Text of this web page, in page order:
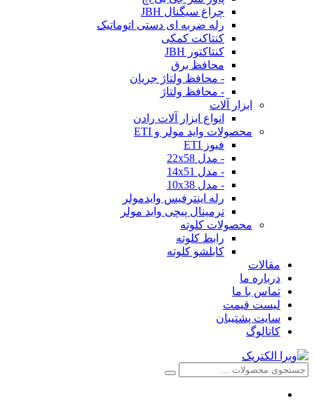
چراغ سیگنال JBH
رله ضربه ای دستی اتوماتیک
کنتاکت کمکی
کنتاکتور JBH
محافظ برق
- محافظ ولتاژ جریان
- محافظ ولتاژ
ابزار آلات
انواع ابزار آلات رادن
محصولات واید مولر و ETI
فیوز ETI
- مدل 22x58
- مدل 14x51
- مدل 10x38
رله اینترفیس وایدمولر
ترمینال پیچی واید مولر
محصولات کلوته
رابط کلوته
کابلشو کلوته
مقالات
درباره ما
تماس با ما
لیست قیمت
سایت پشتیبان
کاتالوگ